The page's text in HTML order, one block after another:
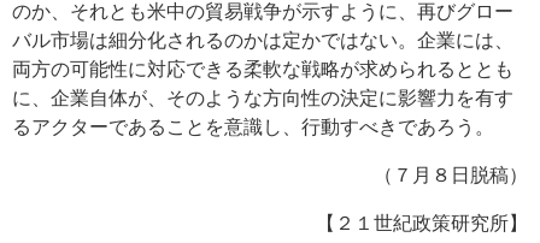
のか、それとも米中の貿易戦争が示すように、再びグロー
バル市場は細分化されるのかは定かではない。企業には、
両方の可能性に対応できる柔軟な戦略が求められるととも
に、企業自体が、そのような方向性の決定に影響力を有す
るアクターであることを意識し、行動すべきであろう。
（７月８日脱稿）
【２１世紀政策研究所】